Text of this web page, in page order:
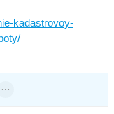
kadastrovoy-